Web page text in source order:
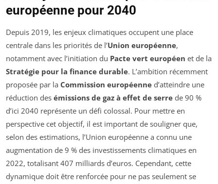
européenne pour 2040
Depuis 2019, les enjeux climatiques occupent une place
centrale dans les priorités de l’Union européenne,
notamment avec l’initiation du Pacte vert européen et de la
Stratégie pour la finance durable. L’ambition récemment
proposée par la Commission européenne d’atteindre une
réduction des émissions de gaz à effet de serre de 90 %
d’ici 2040 représente un défi colossal. Pour mettre en
perspective cet objectif, il est important de souligner que,
selon des estimations, l’Union européenne a connu une
augmentation de 9 % des investissements climatiques en
2022, totalisant 407 milliards d’euros. Cependant, cette
dynamique doit être renforcée pour ne pas seulement se